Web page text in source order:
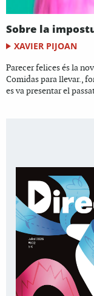
Sobre la
XAVIER PIJOAN
Parecer felices és la
Comidas para llevar.,
es va presentar el